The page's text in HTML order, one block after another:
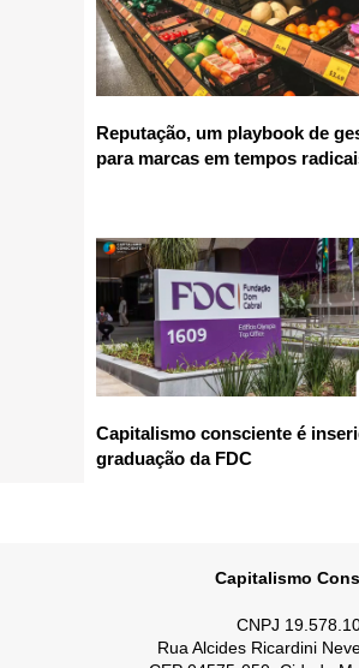
Reputação, um playbook de
para marcas em tempos
Capitalismo consciente é
graduação da FDC
Capitalismo
CNPJ
Rua Alcides Ricardini